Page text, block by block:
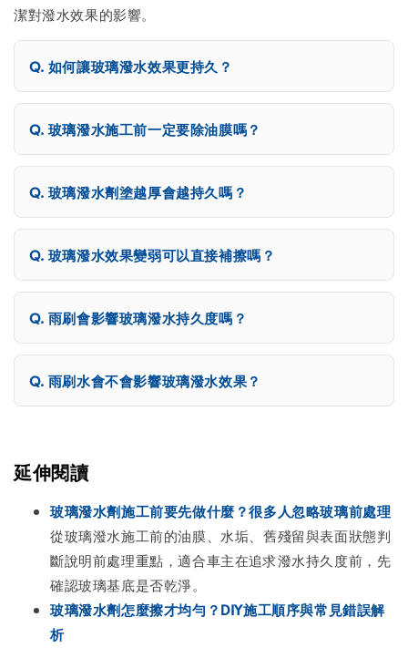
潔對潑水效果的影響。
如何讓玻璃潑水效果更持久？
玻璃潑水施工前一定要除油膜嗎？
玻璃潑水劑塗越厚會越持久嗎？
玻璃潑水效果變弱可以直接補擦嗎？
雨刷會影響玻璃潑水持久度嗎？
雨刷水會不會影響玻璃潑水效果？
延伸閱讀
玻璃潑水劑施工前要先做什麼？很多人忽略玻璃前處理
從玻璃潑水施工前的油膜、水垢、舊殘留與表面狀態判
斷說明前處理重點，適合車主在追求潑水持久度前，先
確認玻璃基底是否乾淨。
玻璃潑水劑怎麼擦才均勻？DIY施工順序與常見錯誤解
析